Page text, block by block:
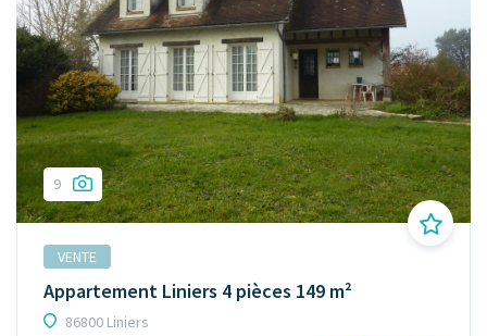
9
VENTE
Appartement Liniers 4 pièces 149 m²
86800 Liniers